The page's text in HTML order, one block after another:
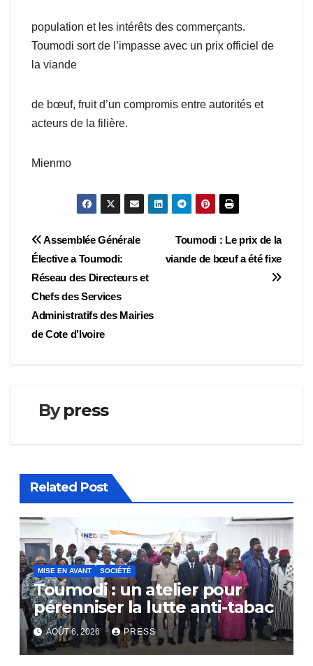
population et les intérêts des commerçants.
Toumodi sort de l’impasse avec un prix officiel de
la viande
de bœuf, fruit d’un compromis entre autorités et
acteurs de la filière.
Mienmo
Navigation
de
l’article
Toumodi : Le prix de la
viande de bœuf a été fixe
Assemblée Générale
Élective a Toumodi:
Réseau des Directeurs et
Chefs des Services
Administratifs des Mairies
de Cote d’Ivoire
Bypress
Related Post
MISE EN AVANT SOCIÉTÉ
Toumodi : un atelier pour
pérenniser la lutte anti-tabac
AOÛT 6, 2026 PRESS